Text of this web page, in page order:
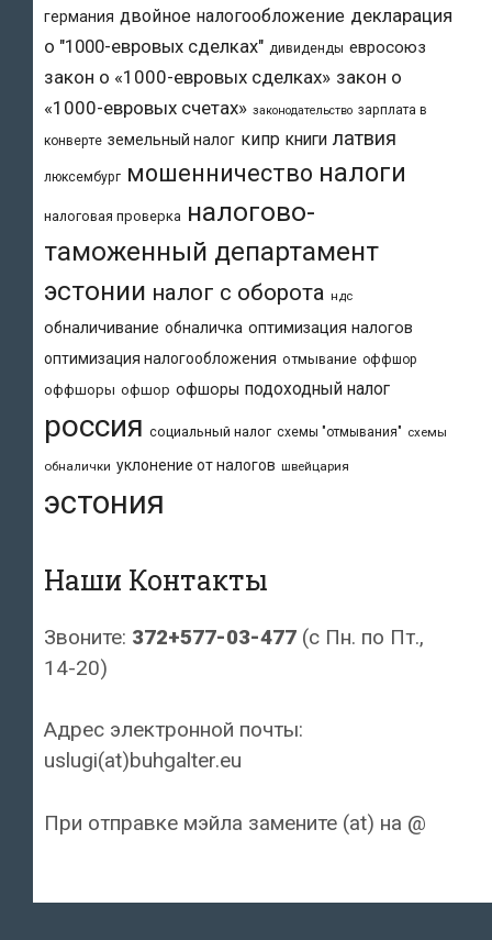
германия двойное налогообложение декларация
о "1000-евровых сделках" дивиденды евросоюз
закон о «1000-евровых сделках» закон о
«1000-евровых счетах» законодательство зарплата в
конверте земельный налог кипр книги латвия
люксембург мошенничество налоги
налоговая проверка налогово-
таможенный департамент
эстонии налог с оборота ндс
обналичивание обналичка оптимизация налогов
оптимизация налогообложения отмывание оффшор
оффшоры офшор офшоры подоходный налог
россия социальный налог схемы "отмывания" схемы
обналички уклонение от налогов швейцария
эстония
Наши Контакты
Звоните: 372+577-03-477 (с Пн. по Пт.,
14-20)
Адрес электронной почты:
uslugi(at)buhgalter.eu
При отправке мэйла замените (at) на @